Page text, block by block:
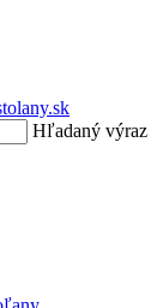
Hľadaný výraz